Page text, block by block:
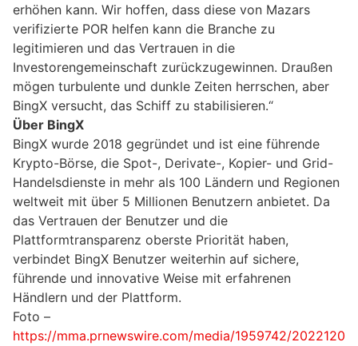
erhöhen kann. Wir hoffen, dass diese von Mazars
verifizierte POR helfen kann die Branche zu
legitimieren und das Vertrauen in die
Investorengemeinschaft zurückzugewinnen. Draußen
mögen turbulente und dunkle Zeiten herrschen, aber
BingX versucht, das Schiff zu stabilisieren.“
Über BingX
BingX wurde 2018 gegründet und ist eine führende
Krypto-Börse, die Spot-, Derivate-, Kopier- und Grid-
Handelsdienste in mehr als 100 Ländern und Regionen
weltweit mit über 5 Millionen Benutzern anbietet. Da
das Vertrauen der Benutzer und die
Plattformtransparenz oberste Priorität haben,
verbindet BingX Benutzer weiterhin auf sichere,
führende und innovative Weise mit erfahrenen
Händlern und der Plattform.
Foto –
https://mma.prnewswire.com/media/1959742/2022120